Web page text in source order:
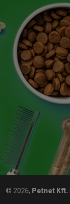
© 2026, Petnet Kft.